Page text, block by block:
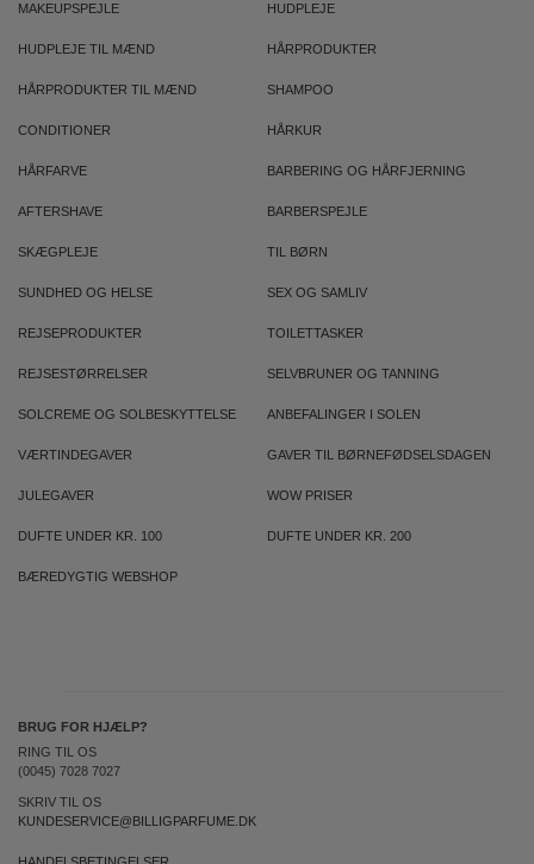
MAKEUPSPEJLE HUDPLEJE
HUDPLEJE TIL MÆND HÅRPRODUKTER
HÅRPRODUKTER TIL MÆND SHAMPOO
CONDITIONER HÅRKUR
HÅRFARVE BARBERING OG HÅRFJERNING
AFTERSHAVE BARBERSPEJLE
SKÆGPLEJE TIL BØRN
SUNDHED OG HELSE SEX OG SAMLIV
REJSEPRODUKTER TOILETTASKER
REJSESTØRRELSER SELVBRUNER OG TANNING
SOLCREME OG SOLBESKYTTELSE ANBEFALINGER I SOLEN
VÆRTINDEGAVER GAVER TIL BØRNEFØDSELSDAGEN
JULEGAVER WOW PRISER
DUFTE UNDER KR. 100 DUFTE UNDER KR. 200
BÆREDYGTIG WEBSHOP
BRUG FOR HJÆLP?
RING TIL OS
(0045) 7028 7027
SKRIV TIL OS
KUNDESERVICE@BILLIGPARFUME.DK